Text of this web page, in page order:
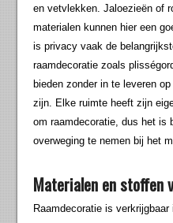
en vetvlekken. Jaloezieën of
materialen kunnen hier een
is privacy vaak de
raamdecoratie zoals
bieden zonder in te leveren
zijn. Elke ruimte heeft zijn
om raamdecoratie, dus het is
overweging te nemen bij het
Materialen en stoffen
Raamdecoratie is